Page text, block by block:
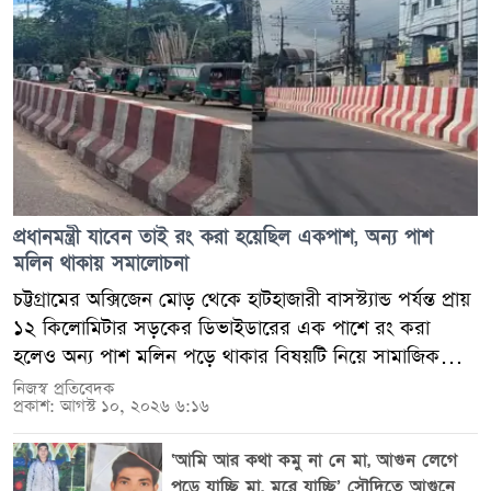
এবং নিজেদের অবস্থান শক্তভাবে প্রতিষ্ঠা করতে সক্ষম।
করেনি।
প্রধানমন্ত্রী যাবেন তাই রং করা হয়েছিল একপাশ, অন্য পাশ
মলিন থাকায় সমালোচনা
চট্টগ্রামের অক্সিজেন মোড় থেকে হাটহাজারী বাসস্ট্যান্ড পর্যন্ত প্রায়
১২ কিলোমিটার সড়কের ডিভাইডারের এক পাশে রং করা
হলেও অন্য পাশ মলিন পড়ে থাকার বিষয়টি নিয়ে সামাজিক
যোগাযোগমাধ্যমে আলোচনা শুরু হয়েছে। রোববার ছড়িয়ে পড়া
একাধিক ভিডিওতে সড়কের দুই পাশের এই ভিন্ন চিত্র দেখা
যায়। ভিডিও ছড়িয়ে পড়ার পর সোমবার সকাল থেকে
ডিভাইডারের অপর পাশেও রং করার কাজ শুরু হয়েছে।
নিজস্ব প্রতিবেদক
প্রকাশ: আগস্ট ১০, ২০২৬ ৬:১৬
‘আমি আর কথা কমু না নে মা, আগুন লেগে